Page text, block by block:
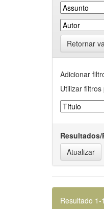
Retornar
Adicionar
Utilizar
Resultados/
Resultado 1-